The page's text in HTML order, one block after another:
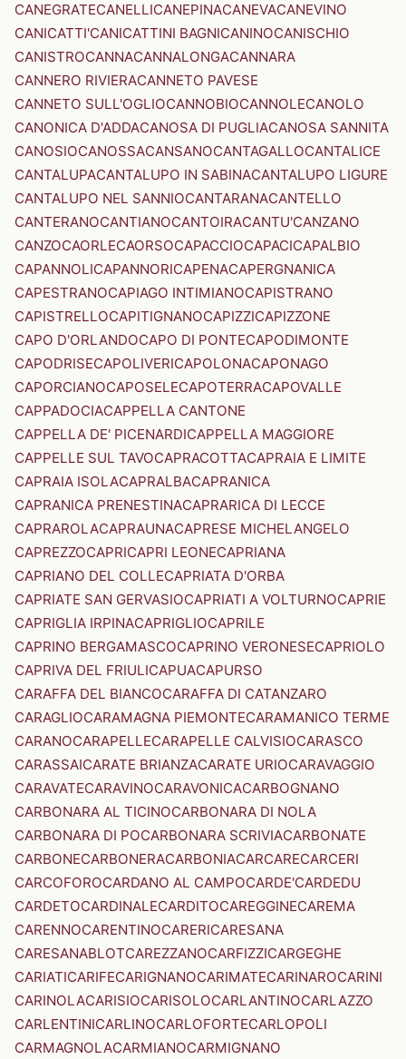
CANEGRATECANELLICANEPINACANEVACANEVINO
CANICATTI'CANICATTINI BAGNICANINOCANISCHIO
CANISTROCANNACANNALONGACANNARA
CANNERO RIVIERACANNETO PAVESE
CANNETO SULL'OGLIOCANNOBIOCANNOLECANOLO
CANONICA D'ADDACANOSA DI PUGLIACANOSA SANNITA
CANOSIOCANOSSACANSANOCANTAGALLOCANTALICE
CANTALUPACANTALUPO IN SABINACANTALUPO LIGURE
CANTALUPO NEL SANNIOCANTARANACANTELLO
CANTERANOCANTIANOCANTOIRACANTU'CANZANO
CANZOCAORLECAORSOCAPACCIOCAPACICAPALBIO
CAPANNOLICAPANNORICAPENACAPERGNANICA
CAPESTRANOCAPIAGO INTIMIANOCAPISTRANO
CAPISTRELLOCAPITIGNANOCAPIZZICAPIZZONE
CAPO D'ORLANDOCAPO DI PONTECAPODIMONTE
CAPODRISECAPOLIVERICAPOLONACAPONAGO
CAPORCIANOCAPOSELECAPOTERRACAPOVALLE
CAPPADOCIACAPPELLA CANTONE
CAPPELLA DE' PICENARDICAPPELLA MAGGIORE
CAPPELLE SUL TAVOCAPRACOTTACAPRAIA E LIMITE
CAPRAIA ISOLACAPRALBACAPRANICA
CAPRANICA PRENESTINACAPRARICA DI LECCE
CAPRAROLACAPRAUNACAPRESE MICHELANGELO
CAPREZZOCAPRICAPRI LEONECAPRIANA
CAPRIANO DEL COLLECAPRIATA D'ORBA
CAPRIATE SAN GERVASIOCAPRIATI A VOLTURNOCAPRIE
CAPRIGLIA IRPINACAPRIGLIOCAPRILE
CAPRINO BERGAMASCOCAPRINO VERONESECAPRIOLO
CAPRIVA DEL FRIULICAPUACAPURSO
CARAFFA DEL BIANCOCARAFFA DI CATANZARO
CARAGLIOCARAMAGNA PIEMONTECARAMANICO TERME
CARANOCARAPELLECARAPELLE CALVISIOCARASCO
CARASSAICARATE BRIANZACARATE URIOCARAVAGGIO
CARAVATECARAVINOCARAVONICACARBOGNANO
CARBONARA AL TICINOCARBONARA DI NOLA
CARBONARA DI POCARBONARA SCRIVIACARBONATE
CARBONECARBONERACARBONIACARCARECARCERI
CARCOFOROCARDANO AL CAMPOCARDE'CARDEDU
CARDETOCARDINALECARDITOCAREGGINECAREMA
CARENNOCARENTINOCARERICARESANA
CARESANABLOTCAREZZANOCARFIZZICARGEGHE
CARIATICARIFECARIGNANOCARIMATECARINAROCARINI
CARINOLACARISIOCARISOLOCARLANTINOCARLAZZO
CARLENTINICARLINOCARLOFORTECARLOPOLI
CARMAGNOLACARMIANOCARMIGNANO